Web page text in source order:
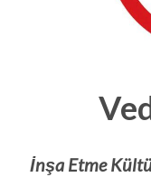
İnşa Etme